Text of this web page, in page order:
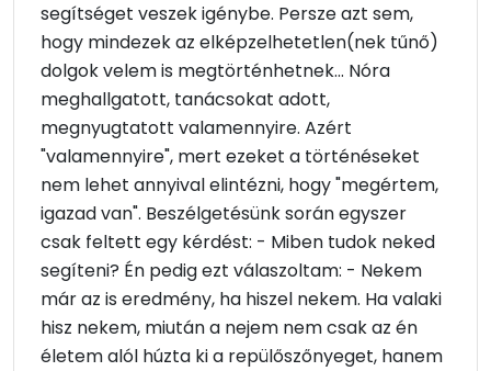
segítséget veszek igénybe. Persze azt sem,
hogy mindezek az elképzelhetetlen(nek tűnő)
dolgok velem is megtörténhetnek... Nóra
meghallgatott, tanácsokat adott,
megnyugtatott valamennyire. Azért
"valamennyire", mert ezeket a történéseket
nem lehet annyival elintézni, hogy "megértem,
igazad van". Beszélgetésünk során egyszer
csak feltett egy kérdést: - Miben tudok neked
segíteni? Én pedig ezt válaszoltam: - Nekem
már az is eredmény, ha hiszel nekem. Ha valaki
hisz nekem, miután a nejem nem csak az én
életem alól húzta ki a repülőszőnyeget, hanem